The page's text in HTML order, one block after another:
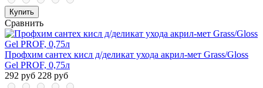
Купить
Сравнить
Профхим сантех кисл д/деликат ухода акрил-мет Grass/Gloss
Gel PROF, 0,75л
292 руб 228 руб